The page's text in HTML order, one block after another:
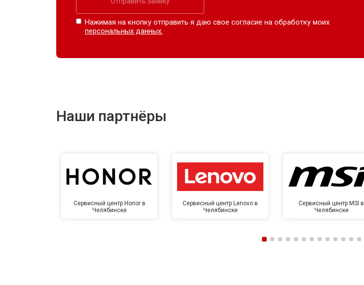
Нажимая на кнопку отправить я даю свое согласие на обработку моих
персональных данных.
Наши партнёры
Сервисный центр Honor в
Челябинске
Сервисный центр Lenovo в
Челябинске
Сервисный центр MSI в
Челябинске